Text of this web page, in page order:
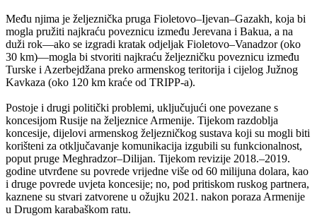
Među njima je željeznička pruga Fioletovo–Ijevan–Gazakh, koja bi
mogla pružiti najkraću poveznicu između Jerevana i Bakua, a na
duži rok—ako se izgradi kratak odjeljak Fioletovo–Vanadzor (oko
30 km)—mogla bi stvoriti najkraću željezničku poveznicu između
Turske i Azerbejdžana preko armenskog teritorija i cijelog Južnog
Kavkaza (oko 120 km kraće od TRIPP-a).
Postoje i drugi politički problemi, uključujući one povezane s
koncesijom Rusije na željeznice Armenije. Tijekom razdoblja
koncesije, dijelovi armenskog željezničkog sustava koji su mogli biti
korišteni za otključavanje komunikacija izgubili su funkcionalnost,
poput pruge Meghradzor–Dilijan. Tijekom revizije 2018.–2019.
godine utvrđene su povrede vrijedne više od 60 milijuna dolara, kao
i druge povrede uvjeta koncesije; no, pod pritiskom ruskog partnera,
kaznene su stvari zatvorene u ožujku 2021. nakon poraza Armenije
u Drugom karabaškom ratu.